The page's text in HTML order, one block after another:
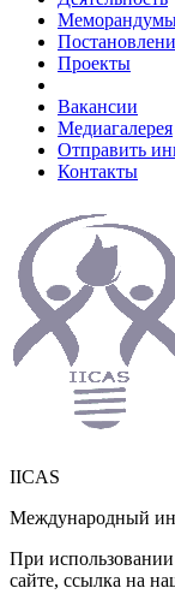
Проекты
Вакансии
Медиагалерея
Отправить
Контакты
IICAS
Международный
При
сайте, ссылка на